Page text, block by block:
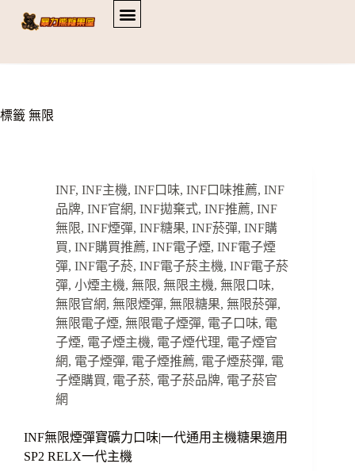
標籤 無限
INF, INF主機, INF口味, INF口味推薦, INF
品牌, INF官網, INF拋棄式, INF推薦, INF
無限, INF煙彈, INF糖果, INF菸彈, INF購
買, INF購買推薦, INF電子煙, INF電子煙
彈, INF電子菸, INF電子菸主機, INF電子菸
彈, 小煙主機, 無限, 無限主機, 無限口味,
無限官網, 無限煙彈, 無限糖果, 無限菸彈,
無限電子煙, 無限電子煙彈, 電子口味, 電
子煙, 電子煙主機, 電子煙代理, 電子煙官
網, 電子煙彈, 電子煙推薦, 電子煙菸彈, 電
子煙購買, 電子菸, 電子菸品牌, 電子菸官
網
INF無限煙彈寶礦力口味|一代通用主機糖果適用
SP2 RELX一代主機